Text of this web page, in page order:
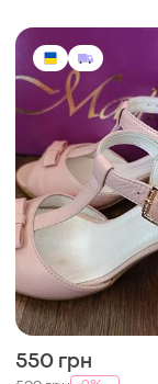
550 грн